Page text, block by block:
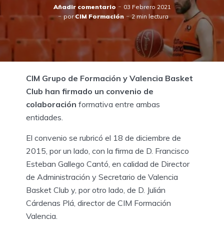
Añadir comentario
03 Febrero 2021
por CIM Formación 2 min lectura
CIM Grupo de Formación y Valencia Basket
Club han firmado un convenio de
colaboración formativa entre ambas
entidades.
El convenio se rubricó el 18 de diciembre de
2015, por un lado, con la firma de D. Francisco
Esteban Gallego Cantó, en calidad de Director
de Administración y Secretario de Valencia
Basket Club y, por otro lado, de D. Julián
Cárdenas Plá, director de CIM Formación
Valencia.